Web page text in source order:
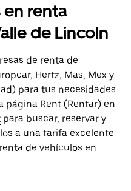
renta
de Lincoln
de renta de
Hertz, Mas, Mex y
para tus necesidades
página Rent (Rentar) en
para buscar, reservar y
a una tarifa excelente
de vehículos en